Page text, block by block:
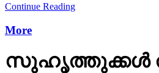
Continue Reading
More
സുഹൃത്തുക്കള്‍